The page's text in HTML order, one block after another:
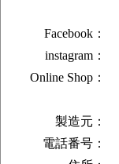
Facebook：
instagram：
Online Shop：
製造元：
電話番号：